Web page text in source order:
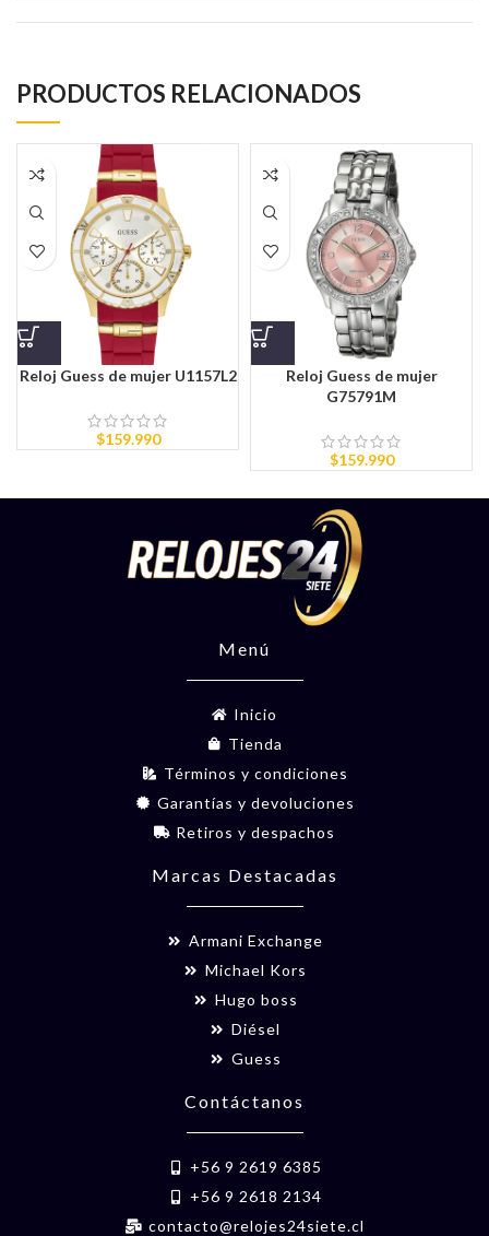
PRODUCTOS RELACIONADOS
Reloj Guess de mujer U1157L2
$159.990
Reloj Guess de mujer
G75791M
$159.990
Menú
Inicio
Tienda
Términos y condiciones
Garantías y devoluciones
Retiros y despachos
Marcas Destacadas
Armani Exchange
Michael Kors
Hugo boss
Diésel
Guess
Contáctanos
+56 9 2619 6385
+56 9 2618 2134
contacto@relojes24siete.cl